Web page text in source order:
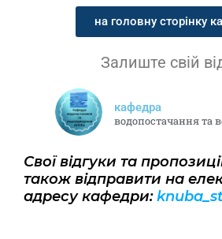
на головну сторінку
Залиште свій
кафедра
водопостачання та
Свої відгуки та
також відправити на
адресу кафедри: